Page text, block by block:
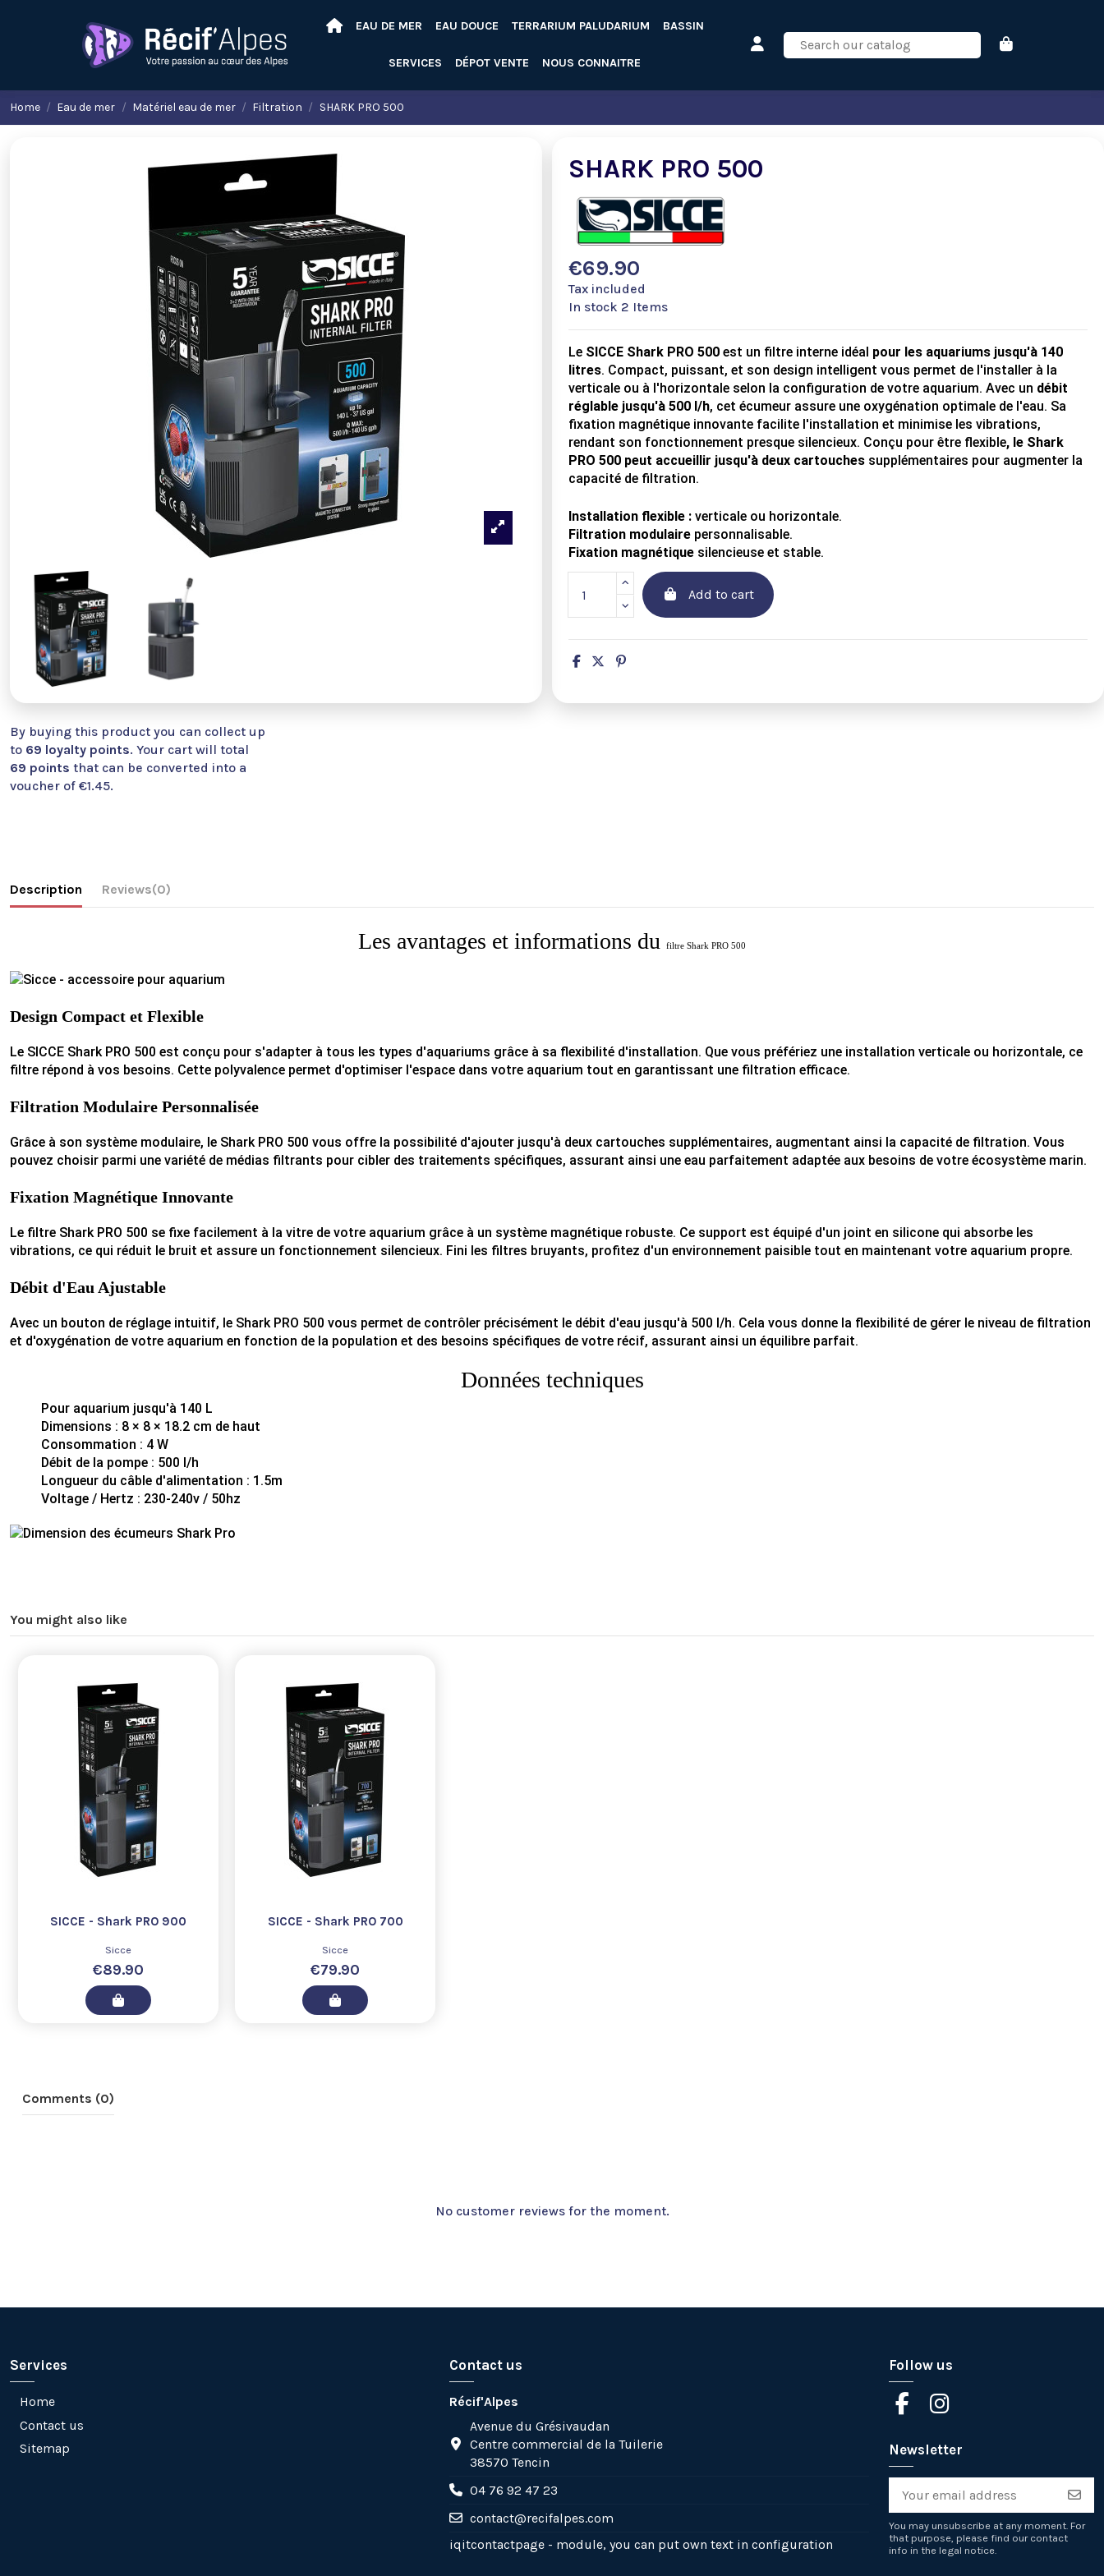
EAU DE MER EAU DOUCE TERRARIUM PALUDARIUM BASSIN
SERVICES DÉPOT VENTE NOUS CONNAITRE
Home Eau de mer Matériel eau de mer Filtration SHARK PRO 500
SHARK PRO 500
€69.90
Tax included
In stock 2 Items
Le SICCE Shark PRO 500 est un filtre interne idéal pour les aquariums jusqu'à 140
litres. Compact, puissant, et son design intelligent vous permet de l'installer à la
verticale ou à l'horizontale selon la configuration de votre aquarium. Avec un débit
réglable jusqu'à 500 l/h, cet écumeur assure une oxygénation optimale de l'eau. Sa
fixation magnétique innovante facilite l'installation et minimise les vibrations,
rendant son fonctionnement presque silencieux. Conçu pour être flexible, le Shark
PRO 500 peut accueillir jusqu'à deux cartouches supplémentaires pour augmenter la
capacité de filtration.
Installation flexible : verticale ou horizontale.
Filtration modulaire personnalisable.
Fixation magnétique silencieuse et stable.
Add to cart
By buying this product you can collect up
to 69 loyalty points. Your cart will total
69 points that can be converted into a
voucher of €1.45.
Description Reviews(0)
Les avantages et informations du filtre Shark PRO 500
Design Compact et Flexible
Le SICCE Shark PRO 500 est conçu pour s'adapter à tous les types d'aquariums grâce à sa flexibilité d'installation. Que vous préfériez une installation verticale ou horizontale, ce
filtre répond à vos besoins. Cette polyvalence permet d'optimiser l'espace dans votre aquarium tout en garantissant une filtration efficace.
Filtration Modulaire Personnalisée
Grâce à son système modulaire, le Shark PRO 500 vous offre la possibilité d'ajouter jusqu'à deux cartouches supplémentaires, augmentant ainsi la capacité de filtration. Vous
pouvez choisir parmi une variété de médias filtrants pour cibler des traitements spécifiques, assurant ainsi une eau parfaitement adaptée aux besoins de votre écosystème marin.
Fixation Magnétique Innovante
Le filtre Shark PRO 500 se fixe facilement à la vitre de votre aquarium grâce à un système magnétique robuste. Ce support est équipé d'un joint en silicone qui absorbe les
vibrations, ce qui réduit le bruit et assure un fonctionnement silencieux. Fini les filtres bruyants, profitez d'un environnement paisible tout en maintenant votre aquarium propre.
Débit d'Eau Ajustable
Avec un bouton de réglage intuitif, le Shark PRO 500 vous permet de contrôler précisément le débit d'eau jusqu'à 500 l/h. Cela vous donne la flexibilité de gérer le niveau de filtration
et d'oxygénation de votre aquarium en fonction de la population et des besoins spécifiques de votre récif, assurant ainsi un équilibre parfait.
Données techniques
Pour aquarium jusqu'à 140 L
Dimensions : 8 × 8 × 18.2 cm de haut
Consommation : 4 W
Débit de la pompe : 500 l/h
Longueur du câble d'alimentation : 1.5m
Voltage / Hertz : 230-240v / 50hz
You might also like
SICCE - Shark PRO 900
Sicce
€89.90
SICCE - Shark PRO 700
Sicce
€79.90
Comments (0)
No customer reviews for the moment.
Services
Home
Contact us
Sitemap
Contact us
Récif'Alpes
Avenue du Grésivaudan
Centre commercial de la Tuilerie
38570 Tencin
04 76 92 47 23
contact@recifalpes.com
iqitcontactpage - module, you can put own text in configuration
Follow us
Newsletter
You may unsubscribe at any moment. For
that purpose, please find our contact
info in the legal notice.